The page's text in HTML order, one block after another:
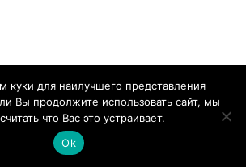
водам, ослепительно белому
куки для наилучшего представления
Вы продолжите использовать сайт, мы
что Вас это устраивает.
Ok